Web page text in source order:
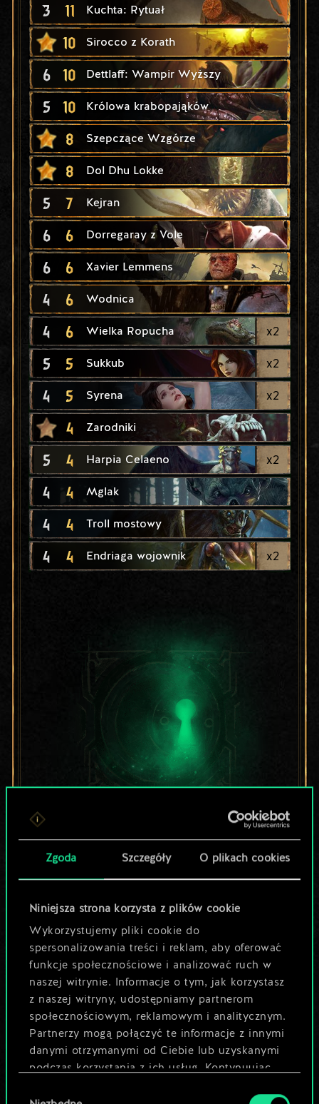
Zgoda Szczegóły O plikach cookies
Niniejsza strona korzysta z plików cookie
Wykorzystujemy pliki cookie do
spersonalizowania treści i reklam, aby oferować
funkcje społecznościowe i analizować ruch w
naszej witrynie. Informacje o tym, jak korzystasz
z naszej witryny, udostępniamy partnerom
społecznościowym, reklamowym i analitycznym.
Partnerzy mogą połączyć te informacje z innymi
danymi otrzymanymi od Ciebie lub uzyskanymi
podczas korzystania z ich usług. Kontynuując
3 11 Kuchta: Rytuał
10 Sirocco z Korath
6 10 Dettlaff: Wampir Wyższy
5 10 Królowa krabopająków
8 Szepczące Wzgórze
8 Dol Dhu Lokke
5 7 Kejran
6 6 Dorregaray z Vole
6 6 Xavier Lemmens
4 6 Wodnica
4 6 Wielka Ropucha x2
5 5 Sukkub x2
4 5 Syrena x2
4 Zarodniki
5 4 Harpia Celaeno x2
4 4 Mglak
4 4 Troll mostowy
4 4 Endriaga wojownik x2
Lubisz grać tą talią?
Pomóż społeczności
odkryć jej
potencjał!
Nazwij talię i opisz swoją strategię
Edytuj talię
LUB